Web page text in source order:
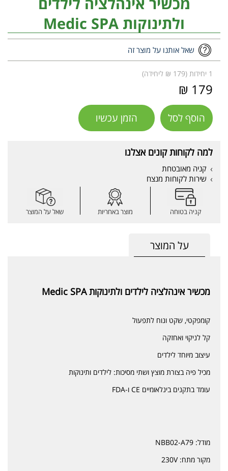
ולתינוקות Medic SPA
שאל אותנו על מוצר זה
1 יחידות (179 ₪ ליחידה)
179 ₪
הוסף לסל הזמן עכשיו
למה לקוחות קונים אצלנו
קניה מאובטחת
שירות לקוחות מנצח
קניה בטוחה מוצר באחריות שאל על המוצר
על המוצר
מכשיר אינהלציה לילדים ולתינוקות Medic SPA
קומפקטי, שקט ונוח לתפעול
קל לניקוי ואחזקה
עיצוב מיוחד לילדים
מכיל פיה בצורת מוצץ ושתי מסיכות: לילדים ותינוקות
עומד בתקנים בינלאומיים CE ו-FDA
מודל: NBB02-A79
מקור מתח: 230V